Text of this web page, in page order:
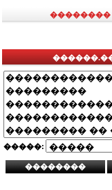
�����: